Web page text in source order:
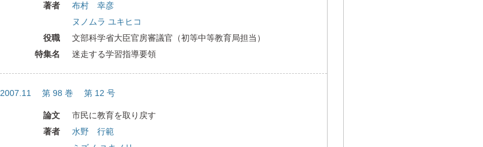
著者
布村 幸彦
ヌノムラ ユキヒコ
役職
文部科学省大臣官房審議官（初等中等教育局担当）
特集名
迷走する学習指導要領
2007.11 第 98 巻 第 12 号
論文
市民に教育を取り戻す
著者
水野 行範